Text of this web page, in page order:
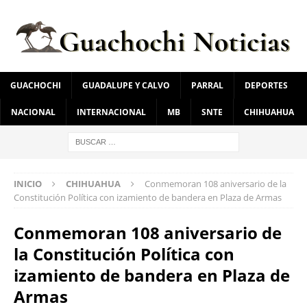
GUACHOCHI GUADALUPE Y CALVO PARRAL DEPORTES
NACIONAL INTERNACIONAL MB SNTE CHIHUAHUA
INICIO CHIHUAHUA
Conmemoran 108 aniversario de la
Constitución Política con izamiento de bandera en Plaza de Armas
Conmemoran 108 aniversario de
la Constitución Política con
izamiento de bandera en Plaza de
Armas